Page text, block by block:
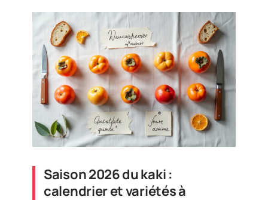
Saison 2026 du kaki :
calendrier et variétés à